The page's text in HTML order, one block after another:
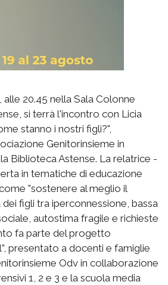
20.45 nella Sala Colonne
si terrà l'incontro con Licia
stanno i nostri figli?",
Genitorinsieme in
Biblioteca Astense. La relatrice -
in tematiche di educazione
"sostenere al meglio il
figli tra iperconnessione, bassa
autostima fragile e richieste
fa parte del progetto
presentato a docenti e famiglie
Odv in collaborazione
1, 2 e 3 e la scuola media